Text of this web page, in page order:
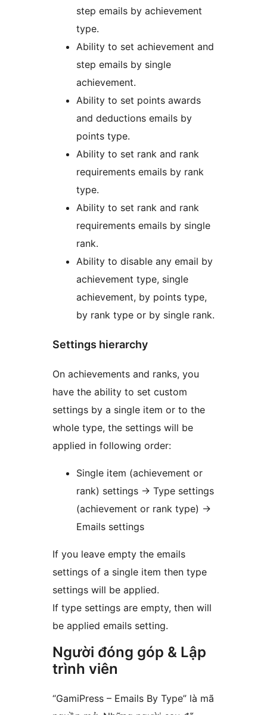
step emails by achievement
type.
Ability to set achievement and
step emails by single
achievement.
Ability to set points awards
and deductions emails by
points type.
Ability to set rank and rank
requirements emails by rank
type.
Ability to set rank and rank
requirements emails by single
rank.
Ability to disable any email by
achievement type, single
achievement, by points type,
by rank type or by single rank.
Settings hierarchy
On achievements and ranks, you
have the ability to set custom
settings by a single item or to the
whole type, the settings will be
applied in following order:
Single item (achievement or
rank) settings -> Type settings
(achievement or rank type) ->
Emails settings
If you leave empty the emails
settings of a single item then type
settings will be applied.
If type settings are empty, then will
be applied emails setting.
Người đóng góp & Lập
trình viên
“GamiPress – Emails By Type” là mã